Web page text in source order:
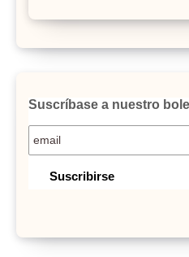
Suscríbase a nuestro